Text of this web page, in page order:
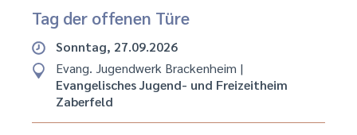
Tag der offenen Türe
Sonntag, 27.09.2026
Evang. Jugendwerk Brackenheim |
Evangelisches Jugend- und Freizeitheim
Zaberfeld